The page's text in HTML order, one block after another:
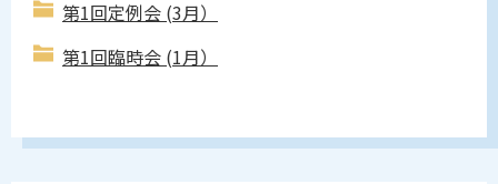
第1回定例会 (3月）
第1回臨時会 (1月）